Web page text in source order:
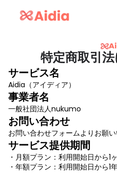
特定商取引
サービス名
Aidia（アイディア）
事業者名
一般社団法人nukumo
お問い合わせ
お問い合わせフォームよりお願い
サービス提供期間
・月額プラン：利用開始日から1
・年額プラン：利用開始日から1